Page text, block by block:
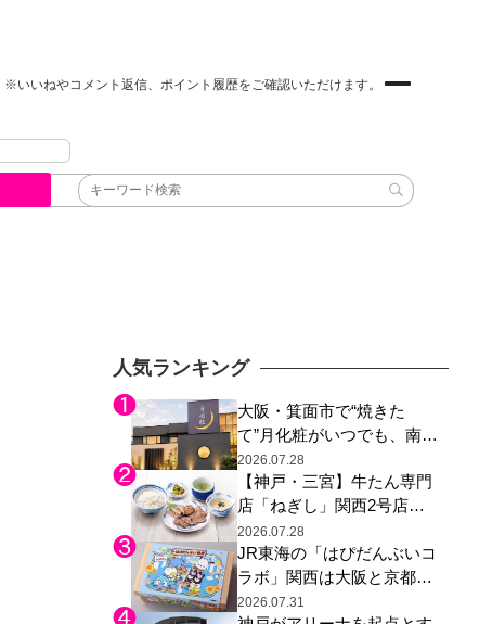
※いいねやコメント返信、ポイント履歴をご確認いただけます。
人気ランキング
大阪・箕面市で“焼きた
て”月化粧がいつでも、南大
阪の青木松風庵が北摂エリ
アに初進出
2026.07.28
【神戸・三宮】牛たん専門
店「ねぎし」関西2号店が
登場、ファンら「8月が待
ち遠しい」と早くから注目
2026.07.28
JR東海の「はぴだんぶいコ
ラボ」関西は大阪と京都の
み、日焼けしたポチャッコ
2026.07.31